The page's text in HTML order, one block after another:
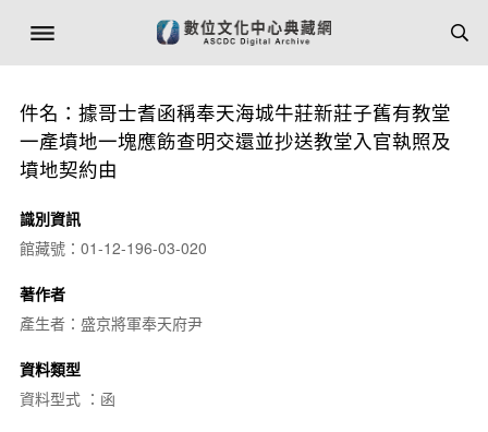
件名：據哥士耆函稱奉天海城牛莊新莊子舊有教堂
一產墳地一塊應飭查明交還並抄送教堂入官執照及
墳地契約由
識別資訊
館藏號：01-12-196-03-020
著作者
產生者：盛京將軍奉天府尹
資料類型
資料型式 ：函